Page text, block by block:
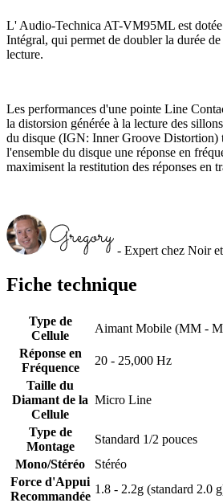
Fiche technique
Type de
Cellule
Aimant Mobile (MM -
Réponse en
Fréquence
20 - 25,000 Hz
Taille du
Diamant de la
Cellule
Micro Line
Type de
Montage
Standard 1/2 pouces
Mono/Stéréo
Stéréo
Force d'Appui
Recommandée
1.8 - 2.2g (standard 2.0
L' Audio-Technica AT-VM95ML est
Intégral, qui permet de doubler la durée
lecture.
Les performances d'une pointe Line
la distorsion générée à la lecture des
du disque (IGN: Inner Groove Distortion)
l'ensemble du disque une réponse en
maximisent la restitution des réponses en
- Expert chez Noir